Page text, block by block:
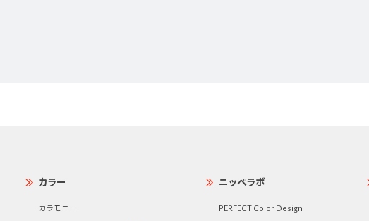
カラー
カラモニー
ニッペラボ
PERFECT Color Design